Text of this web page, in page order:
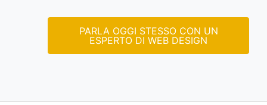
PARLA OGGI STESSO CON UN
ESPERTO DI WEB DESIGN